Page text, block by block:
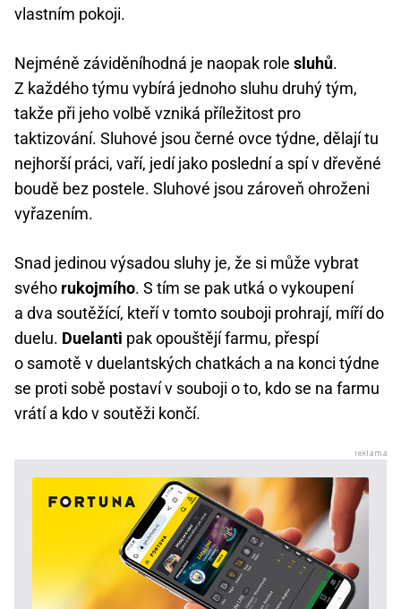
vlastním pokoji.
Nejméně záviděníhodná je naopak role sluhů.
Z každého týmu vybírá jednoho sluhu druhý tým,
takže při jeho volbě vzniká příležitost pro
taktizování. Sluhové jsou černé ovce týdne, dělají tu
nejhorší práci, vaří, jedí jako poslední a spí v dřevěné
boudě bez postele. Sluhové jsou zároveň ohroženi
vyřazením.
Snad jedinou výsadou sluhy je, že si může vybrat
svého rukojmího. S tím se pak utká o vykoupení
a dva soutěžící, kteří v tomto souboji prohrají, míří do
duelu. Duelanti pak opouštějí farmu, přespí
o samotě v duelantských chatkách a na konci týdne
se proti sobě postaví v souboji o to, kdo se na farmu
vrátí a kdo v soutěži končí.